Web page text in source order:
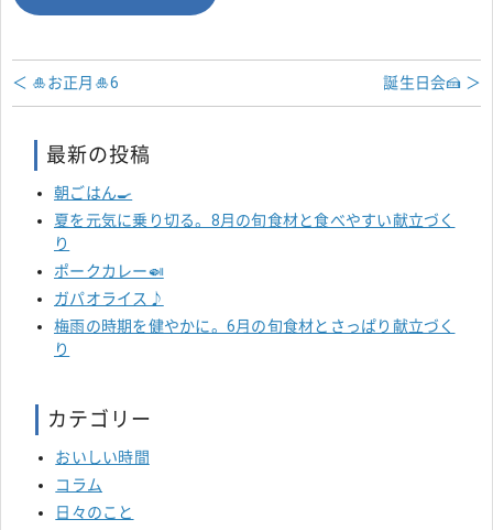
誕生日会🍰 ＞
＜ 🎍お正月🎍6
最新の投稿
朝ごはん🍳
夏を元気に乗り切る。8月の旬食材と食べやすい献立づく
り
ポークカレー🍛
ガパオライス♪
梅雨の時期を健やかに。6月の旬食材とさっぱり献立づく
り
カテゴリー
おいしい時間
コラム
日々のこと